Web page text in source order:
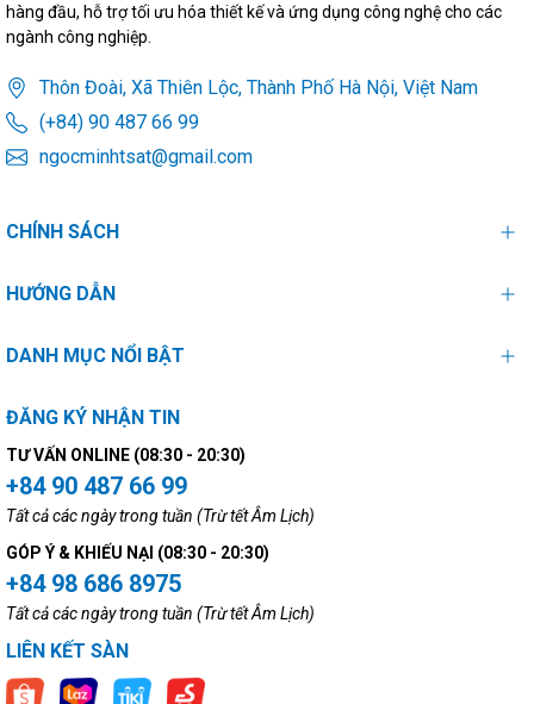
hàng đầu, hỗ trợ tối ưu hóa thiết kế và ứng dụng công nghệ cho các
ngành công nghiệp.
Thôn Đoài, Xã Thiên Lộc, Thành Phố Hà Nội, Việt Nam
(+84) 90 487 66 99
ngocminhtsat@gmail.com
CHÍNH SÁCH
HƯỚNG DẪN
DANH MỤC NỔI BẬT
ĐĂNG KÝ NHẬN TIN
TƯ VẤN ONLINE (08:30 - 20:30)
+84 90 487 66 99
Tất cả các ngày trong tuần (Trừ tết Âm Lịch)
GÓP Ý & KHIẾU NẠI (08:30 - 20:30)
+84 98 686 8975
Tất cả các ngày trong tuần (Trừ tết Âm Lịch)
LIÊN KẾT SÀN